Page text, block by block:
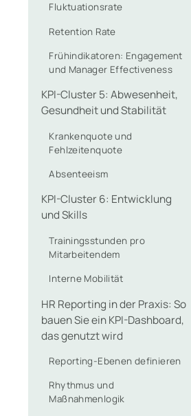
Fluktuationsrate
Retention Rate
Frühindikatoren: Engagement
und Manager Effectiveness
KPI-Cluster 5: Abwesenheit,
Gesundheit und Stabilität
Krankenquote und
Fehlzeitenquote
Absenteeism
KPI-Cluster 6: Entwicklung
und Skills
Trainingsstunden pro
Mitarbeitendem
Interne Mobilität
HR Reporting in der Praxis: So
bauen Sie ein KPI-Dashboard,
das genutzt wird
Reporting-Ebenen definieren
Rhythmus und
Maßnahmenlogik